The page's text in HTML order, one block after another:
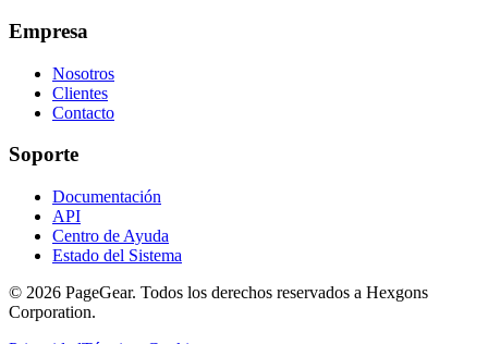
Empresa
Nosotros
Clientes
Contacto
Soporte
Documentación
API
Centro de Ayuda
Estado del Sistema
© 2026 PageGear. Todos los derechos reservados a Hexgons
Corporation.